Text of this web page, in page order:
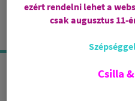
DAMMAR GYANTA
ezért rendelni lehet a
csak augusztus 11-
Csilla